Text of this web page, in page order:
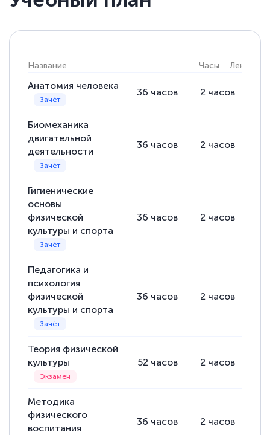
Название Часы Лекции
Анатомия человека
36 часов 2 часов
Биомеханика
двигательной
деятельности
36 часов 2 часов
Гигиенические
основы
физической
культуры и спорта
36 часов 2 часов
Педагогика и
психология
физической
культуры и спорта
36 часов 2 часов
Теория физической
культуры
52 часов 2 часов
Методика
физического
воспитания
36 часов 2 часов